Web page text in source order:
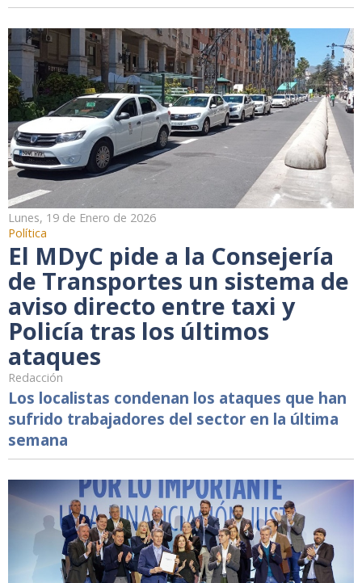
Lunes, 19 de Enero de 2026
Política
El MDyC pide a la Consejería
de Transportes un sistema de
aviso directo entre taxi y
Policía tras los últimos
ataques
Redacción
Los localistas condenan los ataques que han
sufrido trabajadores del sector en la última
semana